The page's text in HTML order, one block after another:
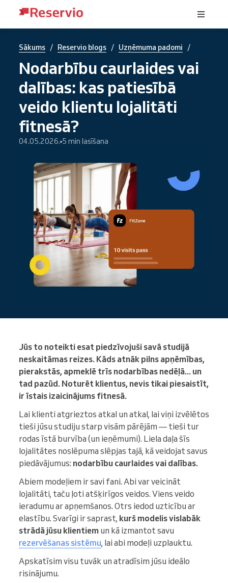
Sākums / Reservio blogs / Uzņēmuma padomi /
Nodarbību caurlaides vai
dalības: kas patiesībā
veido klientu lojalitāti
fitnesā?
04.05.2026. 5 min lasīšana
Jūs to noteikti esat piedzīvojuši savā studijā
neskaitāmas reizes. Kāds atnāk pilns apņēmības,
pierakstās, apmeklē trīs nodarbības nedēļā... un
tad pazūd. Noturēt klientus, nevis tikai piesaistīt,
ir īstais izaicinājums fitnesā.
Lai klienti atgrieztos atkal un atkal, lai viņi izvēlētos
tieši jūsu studiju starp visām pārējām — tieši tur
rodas īstā burvība (un ieņēmumi). Liela daļa šīs
lojalitātes noslēpuma slēpjas tajā, kā veidojat savus
piedāvājumus: nodarbību caurlaides vai dalības.
Abiem modeļiem ir savi fani. Abi var veicināt
lojalitāti, taču ļoti atšķirīgos veidos. Viens veido
ieradumu ar apņemšanos. Otrs iedod uzticību ar
elastību. Svarīgi ir saprast, kurš modelis vislabāk
strādā jūsu klientiem un kā izmantot savu
rezervēšanas sistēmu, lai abi modeļi uzplauktu.
Apskatīsim visu tuvāk un atradīsim jūsu ideālo
risinājumu.